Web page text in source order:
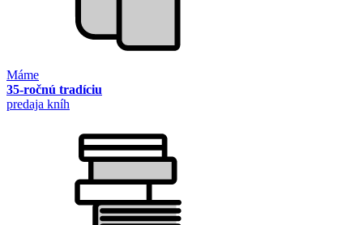
Máme
35-ročnú tradíciu
predaja kníh